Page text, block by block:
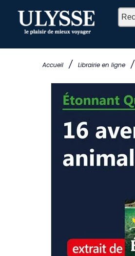
Accueil / Librairie en ligne /